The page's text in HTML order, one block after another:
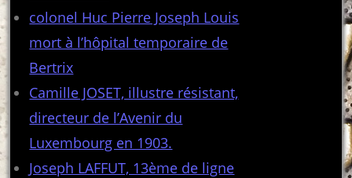
colonel Huc Pierre Joseph Louis
mort à l’hôpital temporaire de
Bertrix
Camille JOSET, illustre résistant,
directeur de l’Avenir du
Luxembourg en 1903.
Joseph LAFFUT, 13ème de ligne